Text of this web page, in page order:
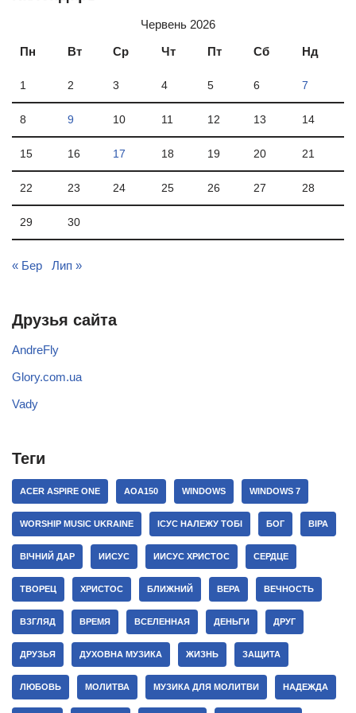
Червень 2026
Пн
Вт Ср Чт Пт Сб Нд
1 2 3 4 5 6 7
8 9 10 11 12 13 14
15 16 17 18 19 20 21
22 23 24 25 26 27 28
29 30
« Бер Лип »
Друзья сайта
AndreFly
Glory.com.ua
Vady
Теги
ACER ASPIRE ONE AOA150 WINDOWS WINDOWS 7
WORSHIP MUSIC UKRAINE ІСУС НАЛЕЖУ ТОБІ БОГ ВІРА
ВІЧНИЙ ДАР ИИСУС ИИСУС ХРИСТОС СЕРДЦЕ
ТВОРЕЦ ХРИСТОС БЛИЖНИЙ ВЕРА ВЕЧНОСТЬ
ВЗГЛЯД ВРЕМЯ ВСЕЛЕННАЯ ДЕНЬГИ ДРУГ
ДРУЗЬЯ ДУХОВНА МУЗИКА ЖИЗНЬ ЗАЩИТА
ЛЮБОВЬ МОЛИТВА МУЗИКА ДЛЯ МОЛИТВИ НАДЕЖДА